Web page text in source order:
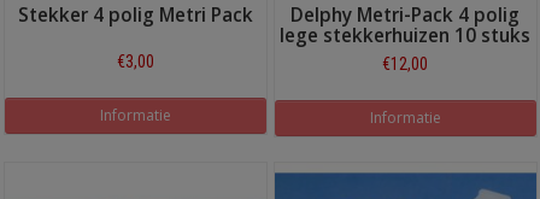
Stekker 4 polig Metri Pack
€3,00
Informatie
Delphy Metri-Pack 4 polig
lege stekkerhuizen 10 stuks
€12,00
Informatie